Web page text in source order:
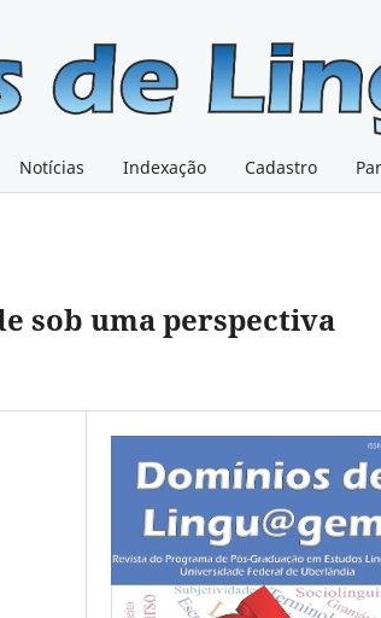
Notícias Indexação Cadastro
sob uma perspectiva